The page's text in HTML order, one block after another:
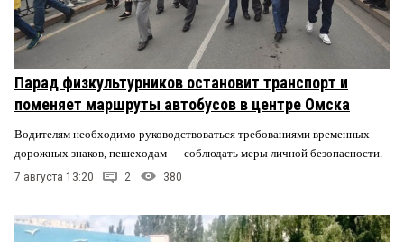
Парад физкультурников остановит транспорт и
поменяет маршруты автобусов в центре Омска
Водителям необходимо руководствоваться требованиями временных
дорожных знаков, пешеходам — соблюдать меры личной безопасности.
7 августа 13:20 2 380